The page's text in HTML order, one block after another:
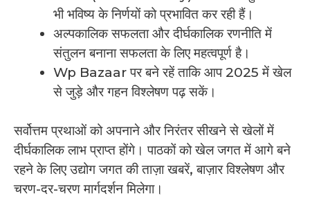
भी भविष्य के निर्णयों को प्रभावित कर रही हैं।
अल्पकालिक सफलता और दीर्घकालिक रणनीति में
संतुलन बनाना सफलता के लिए महत्वपूर्ण है।
Wp Bazaar पर बने रहें ताकि आप 2025 में खेल
से जुड़े और गहन विश्लेषण पढ़ सकें।
सर्वोत्तम प्रथाओं को अपनाने और निरंतर सीखने से खेलों में
दीर्घकालिक लाभ प्राप्त होंगे। पाठकों को खेल जगत में आगे बने
रहने के लिए उद्योग जगत की ताज़ा खबरें, बाज़ार विश्लेषण और
चरण-दर-चरण मार्गदर्शन मिलेगा।